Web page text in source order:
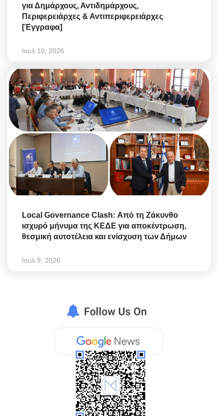
για Δημάρχους, Αντιδημάρχους,
Περιφερειάρχες & Αντιπεριφερειάρχες
[Έγγραφα]
Ιουλ 10, 2026
Local Governance Clash: Από τη Ζάκυνθο
ισχυρό μήνυμα της ΚΕΔΕ για αποκέντρωση,
θεσμική αυτοτέλεια και ενίσχυση των Δήμων
Ιουλ 9, 2026